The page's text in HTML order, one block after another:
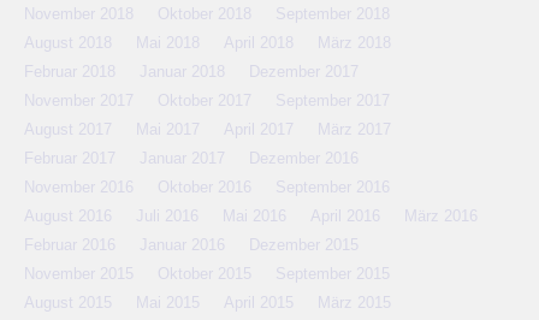
November 2018
Oktober 2018
September 2018
August 2018
Mai 2018 April 2018
März 2018
Februar 2018
Januar 2018
Dezember 2017
November 2017
Oktober 2017
September 2017
August 2017
Mai 2017 April 2017
März 2017
Februar 2017
Januar 2017
Dezember 2016
November 2016
Oktober 2016
September 2016
August 2016
Juli 2016 Mai 2016 April 2016
März 2016
Februar 2016
Januar 2016
Dezember 2015
November 2015
Oktober 2015
September 2015
August 2015
Mai 2015 April 2015
März 2015